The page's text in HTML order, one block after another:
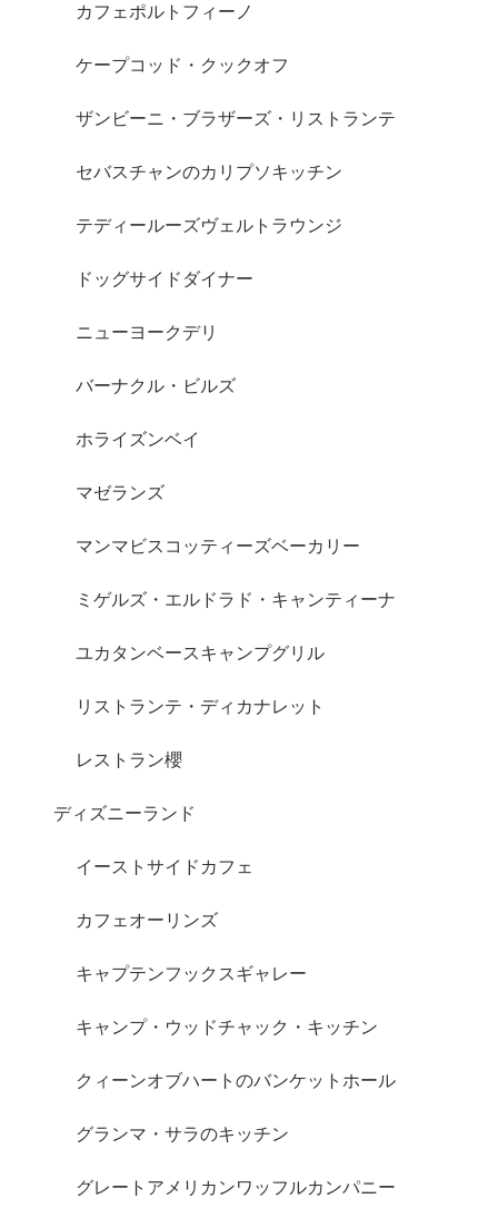
カフェポルトフィーノ
ケープコッド・クックオフ
ザンビーニ・ブラザーズ・リストランテ
セバスチャンのカリプソキッチン
テディールーズヴェルトラウンジ
ドッグサイドダイナー
ニューヨークデリ
バーナクル・ビルズ
ホライズンベイ
マゼランズ
マンマビスコッティーズベーカリー
ミゲルズ・エルドラド・キャンティーナ
ユカタンベースキャンプグリル
リストランテ・ディカナレット
レストラン櫻
ディズニーランド
イーストサイドカフェ
カフェオーリンズ
キャプテンフックスギャレー
キャンプ・ウッドチャック・キッチン
クィーンオブハートのバンケットホール
グランマ・サラのキッチン
グレートアメリカンワッフルカンパニー